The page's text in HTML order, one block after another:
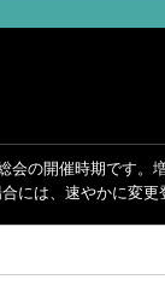
会の開催時期です。
には、速やかに変更